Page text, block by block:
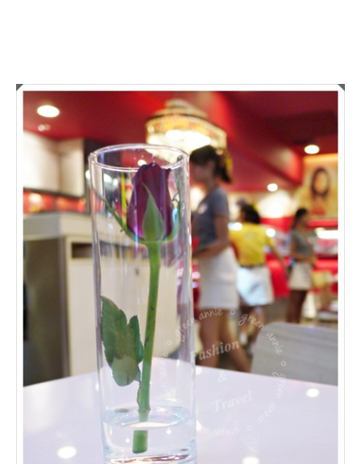
曼
谷
處
處
可
SWENSENS
雙
聖
冰
淋